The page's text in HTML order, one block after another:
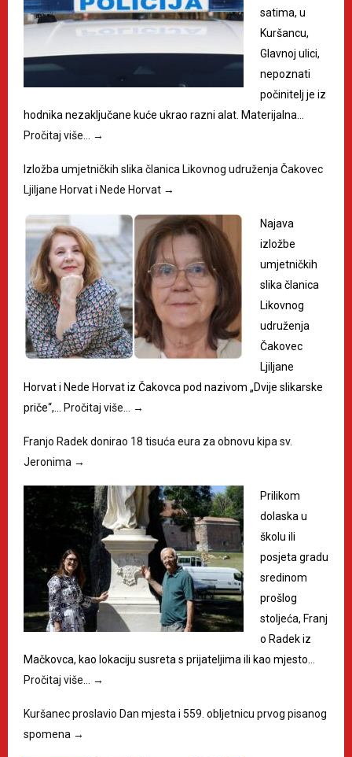
satima, u
Kuršancu,
Glavnoj ulici,
nepoznati
počinitelj je iz
hodnika nezaključane kuće ukrao razni alat. Materijalna…
Pročitaj više… →
Izložba umjetničkih slika članica Likovnog udruženja Čakovec
Ljiljane Horvat i Nede Horvat →
Najava
izložbe
umjetničkih
slika članica
Likovnog
udruženja
Čakovec
Ljiljane
Horvat i Nede Horvat iz Čakovca pod nazivom „Dvije slikarske
priče“,… Pročitaj više… →
Franjo Radek donirao 18 tisuća eura za obnovu kipa sv.
Jeronima →
Prilikom
dolaska u
školu ili
posjeta gradu
sredinom
prošlog
stoljeća, Franj
o Radek iz
Mačkovca, kao lokaciju susreta s prijateljima ili kao mjesto…
Pročitaj više… →
Kuršanec proslavio Dan mjesta i 559. obljetnicu prvog pisanog
spomena →